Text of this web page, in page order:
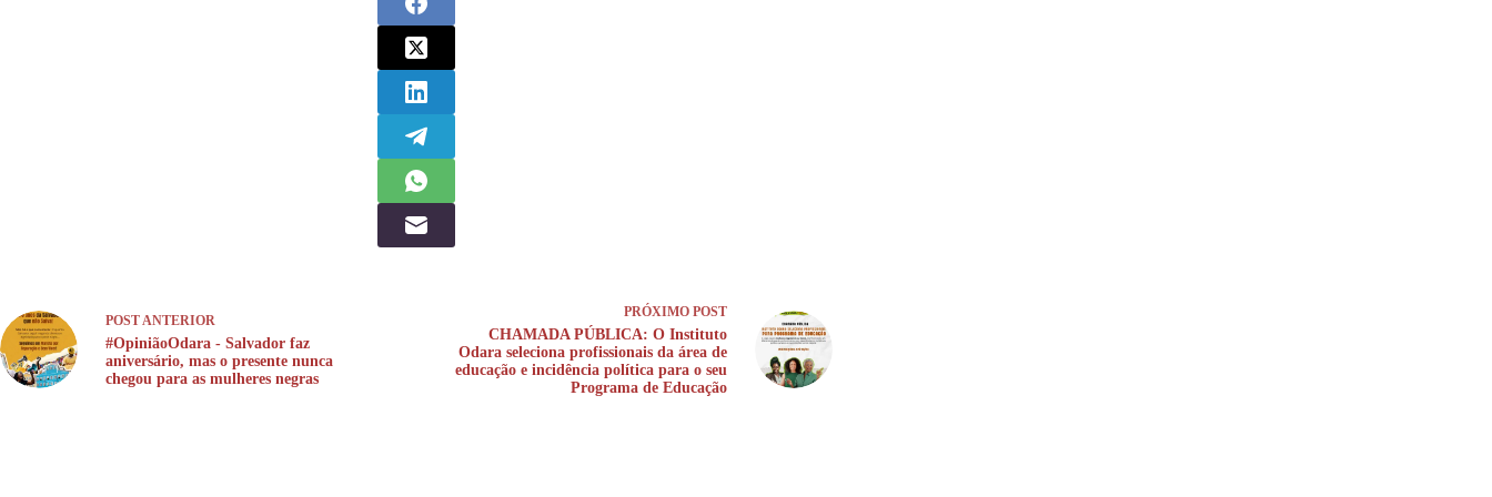
POSTANTERIOR
#OpiniãoOdara - Salvador faz
aniversário, mas o presente nunca
chegou para as mulheres negras
PRÓXIMO POST
CHAMADA PÚBLICA: O Instituto
Odara seleciona profissionais da área de
educação e incidência política para o seu
Programa de Educação